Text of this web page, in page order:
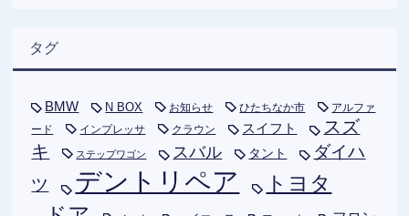
タグ
BMW N BOX お知らせ ひたちなか市
アルファ
ード
インプレッサ クラウン スイフト
スズ
キ
ステップワゴン スバル タント
ダイハ
ツ
デントリペア
トヨタ